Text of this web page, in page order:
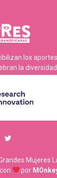
los
la
Mujeres
por